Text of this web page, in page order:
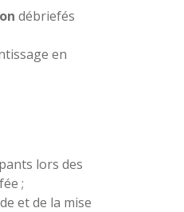
débriefés
en
lors des
;
et de la mise